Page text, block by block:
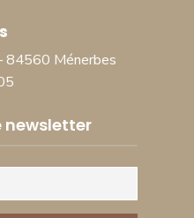
84560 Ménerbes
newsletter